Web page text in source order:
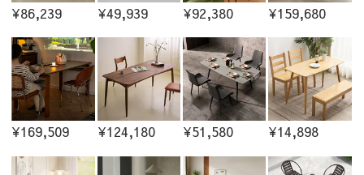
¥86,239 ¥49,939 ¥92,380 ¥159,680
¥169,509 ¥124,180 ¥51,580 ¥14,898